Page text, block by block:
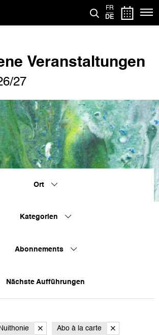
FR
DE
Veranstaltungen
27
Ort
Kategorien
Abonnements
Nächste Aufführungen
Nuithonie Abo à la carte